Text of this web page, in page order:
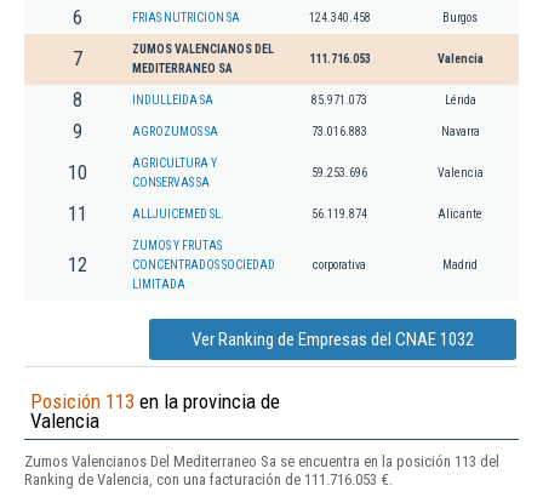
6 FRIAS NUTRICION SA 124.340.458 Burgos
7
ZUMOS VALENCIANOS DEL
MEDITERRANEO SA
111.716.053 Valencia
8 INDULLEIDA SA 85.971.073 Lérida
9 AGROZUMOS SA 73.016.883 Navarra
10
AGRICULTURA Y
CONSERVAS SA
59.253.696 Valencia
11 ALLJUICEMED SL. 56.119.874 Alicante
12
ZUMOS Y FRUTAS
CONCENTRADOS SOCIEDAD
LIMITADA
corporativa Madrid
Ver Ranking de Empresas del CNAE 1032
Posición 113 en la provincia de
Valencia
Zumos Valencianos Del Mediterraneo Sa se encuentra en la posición 113 del
Ranking de Valencia, con una facturación de 111.716.053 €.